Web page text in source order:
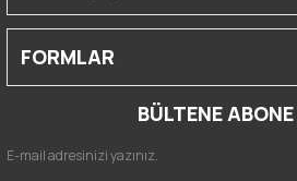
FORMLAR
BÜLTENE